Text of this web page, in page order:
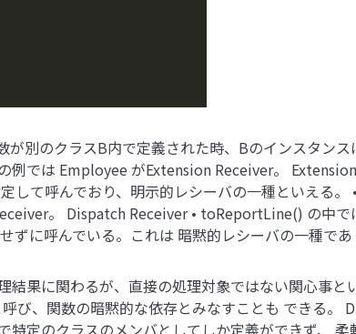
別のクラスB内で定義された時、Bのインスタン
例では Employee がExtension Receiver。
て呼んでおり、明示的レシーバの一種といえる。
。 Dispatch Receiver • toReportLine() の中
に呼んでいる。これは 暗黙的レシーバの一種であ
結果に関わるが、直接の処理対象ではない関心事
び、関数の暗黙的な依存とみなすことも できる。
定のクラスのメンバとしてしか定義ができず、 柔